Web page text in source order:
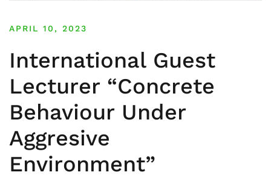
APRIL 10, 2023
International Guest
Lecturer “Concrete
Behaviour Under
Aggresive
Environment”